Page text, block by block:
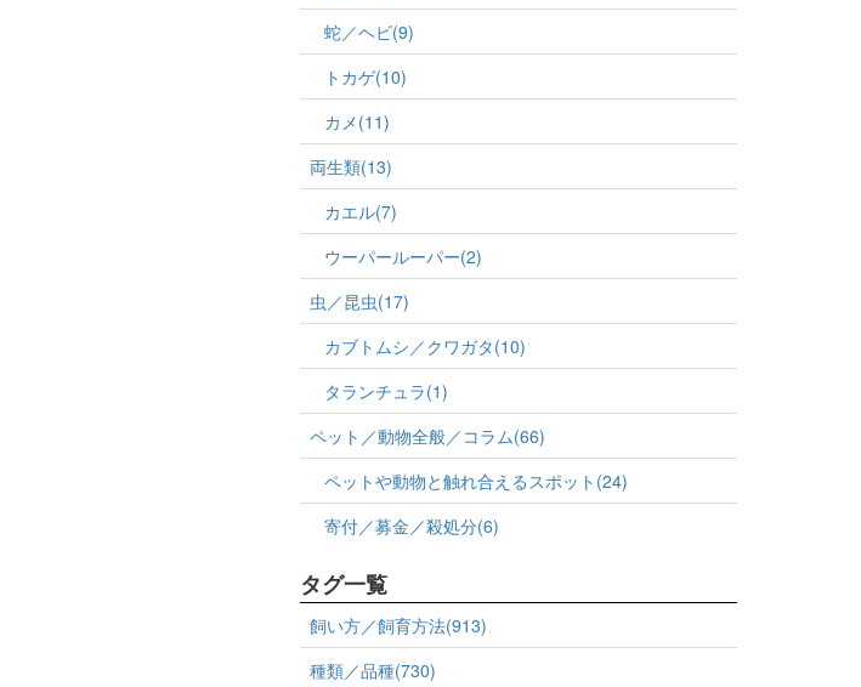
蛇／ヘビ(9)
トカゲ(10)
カメ(11)
両生類(13)
カエル(7)
ウーパールーパー(2)
虫／昆虫(17)
カブトムシ／クワガタ(10)
タランチュラ(1)
ペット／動物全般／コラム(66)
ペットや動物と触れ合えるスポット(24)
寄付／募金／殺処分(6)
タグ一覧
飼い方／飼育方法(913)
種類／品種(730)